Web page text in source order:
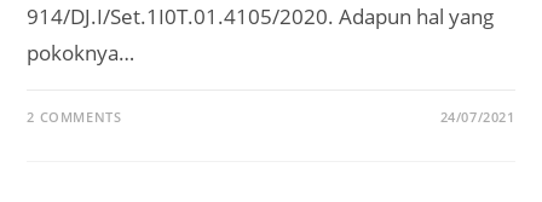
914/DJ.I/Set.1I0T.01.4105/2020. Adapun hal yang
pokoknya…
2 COMMENTS 24/07/2021